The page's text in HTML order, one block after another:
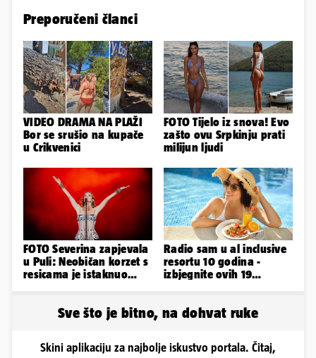
Preporučeni članci
VIDEO DRAMA NA PLAŽI
Bor se srušio na kupače
u Crikvenici
FOTO Tijelo iz snova! Evo
zašto ovu Srpkinju prati
milijun ljudi
FOTO Severina zapjevala
u Puli: Neobičan korzet s
resicama je istaknuo
Radio sam u al inclusive
resortu 10 godina -
izbjegnite ovih 19
Sve što je bitno, na dohvat ruke
Skini aplikaciju za najbolje iskustvo portala. Čitaj,